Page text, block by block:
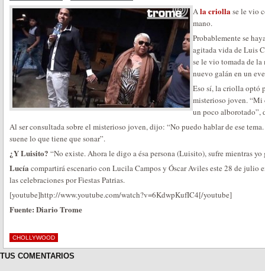
Ala criollase le vio
mano.
Probablemente se
agitada vida de Luis
se le vio tomada de
nuevo galán en un
Eso sí, la criolla optó
misterioso joven. “Mi
un poco alborotado”,
Al ser consultada sobre el misterioso joven, dijo: “No puedo hablar de ese
suene lo que tiene que sonar”.
¿Y Luisito? “No existe. Ahora le digo a ésa persona (Luisito), sufre mientras yo
Lucía compartirá escenario con Lucila Campos y Óscar Aviles este 28 de julio
las celebraciones por Fiestas Patrias.
[youtube]http://www.youtube.com/watch?v=6KdwpKufIC4[/youtube]
Fuente: Diario Trome
CHOLLYWOOD
TUS COMENTARIOS